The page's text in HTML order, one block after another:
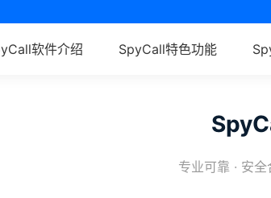
软件介绍 SpyCall特色功能
专业可靠 · 安